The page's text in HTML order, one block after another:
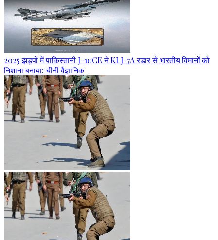
2025 झड़पों में पाकिस्तानी J-10CE ने KLJ-7A रडार से भारतीय विमानों को
निशाना बनाया: चीनी वैज्ञानिक